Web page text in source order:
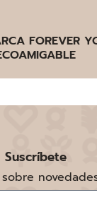
FOREVER
Suscríbete